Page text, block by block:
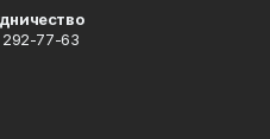
292-77-63